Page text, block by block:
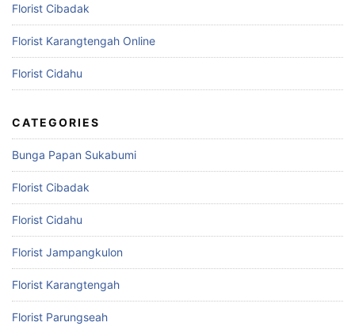
Florist Cibadak
Florist Karangtengah Online
Florist Cidahu
CATEGORIES
Bunga Papan Sukabumi
Florist Cibadak
Florist Cidahu
Florist Jampangkulon
Florist Karangtengah
Florist Parungseah